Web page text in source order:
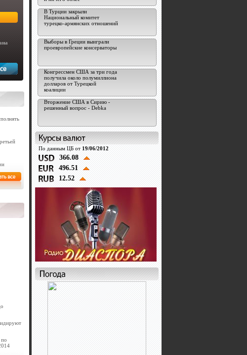
В Турции закрыли
Национальный комитет
турецко-армянских отношений
Выборы в Греции выиграли
проевропейские консерваторы
Конгрессмен США за три года
получила около полумиллиона
долларов от Турецкой
коалиции
Вторжение США в Сирию -
решенный вопрос - Debka
По данным ЦБ от19/06/2012
366.08
496.51
12.52